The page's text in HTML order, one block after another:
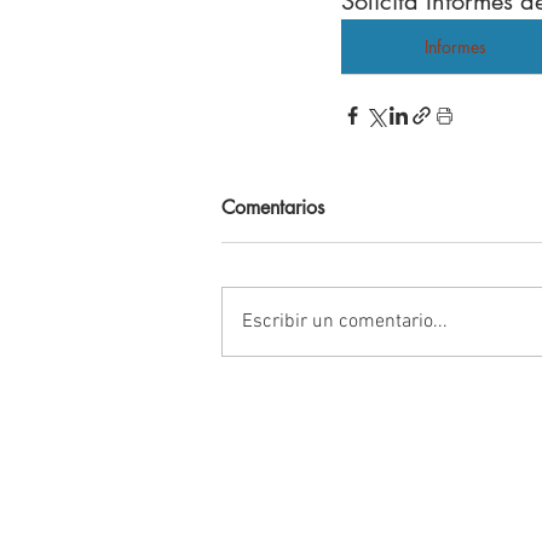
Informes
Comentarios
Escribir un comentario...